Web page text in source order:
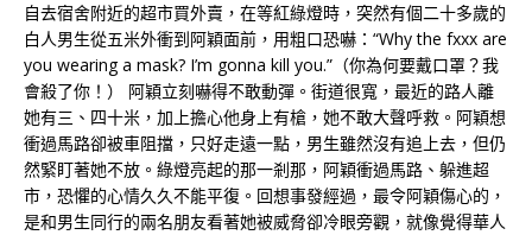
自去宿舍附近的超市買外賣，在等紅綠燈時，突然有個二十多歲的
白人男生從五米外衝到阿穎面前，用粗口恐嚇：“Why the fxxx are
you wearing a mask? I’m gonna kill you.”（你為何要戴口罩？我
會殺了你！） 阿穎立刻嚇得不敢動彈。街道很寬，最近的路人離
她有三、四十米，加上擔心他身上有槍，她不敢大聲呼救。阿穎想
衝過馬路卻被車阻擋，只好走遠一點，男生雖然沒有追上去，但仍
然緊盯著她不放。綠燈亮起的那一剎那，阿穎衝過馬路、躲進超
市，恐懼的心情久久不能平復。回想事發經過，最令阿穎傷心的，
是和男生同行的兩名朋友看著她被威脅卻冷眼旁觀，就像覺得華人